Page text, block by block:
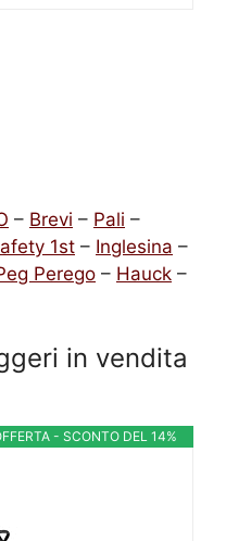
– Brevi – Pali –
1st – Inglesina –
Perego – Hauck –
in vendita
- SCONTO DEL 14%